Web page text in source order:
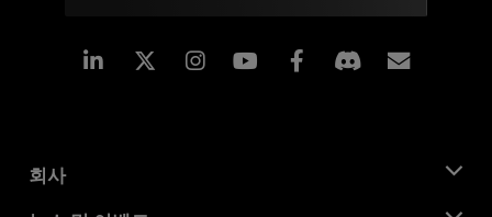
Linkedin Instagram Facebook
회사